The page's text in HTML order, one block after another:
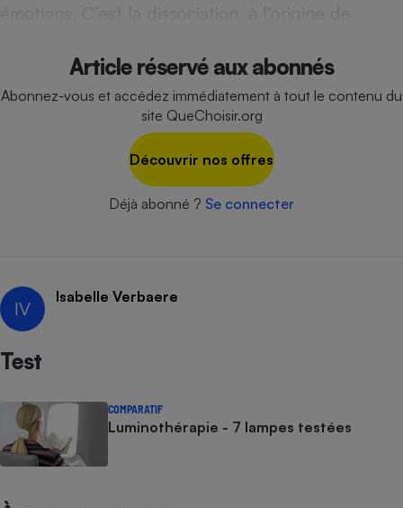
émotions. C’est la dissociation, à l’origine de
Article réservé aux abonnés
Abonnez-vous et accédez immédiatement à tout le contenu du
site QueChoisir.org
Découvrir nos offres
Déjà abonné ? Se connecter
IV
Isabelle Verbaere
Test
COMPARATIF
Luminothérapie - 7 lampes testées
Cafetière à expressos